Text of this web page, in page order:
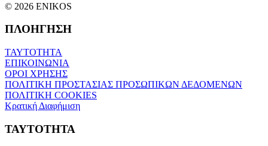
© 2026 ENIKOS
ΠΛΟΗΓΗΣΗ
ΤΑΥΤΟΤΗΤΑ
ΕΠΙΚΟΙΝΩΝΙΑ
ΟΡΟΙ ΧΡΗΣΗΣ
ΠΟΛΙΤΙΚΗ ΠΡΟΣΤΑΣΙΑΣ ΠΡΟΣΩΠΙΚΩΝ ΔΕΔΟΜΕΝΩΝ
ΠΟΛΙΤΙΚΗ COOKIES
Κρατική Διαφήμιση
ΤΑΥΤΟΤΗΤΑ